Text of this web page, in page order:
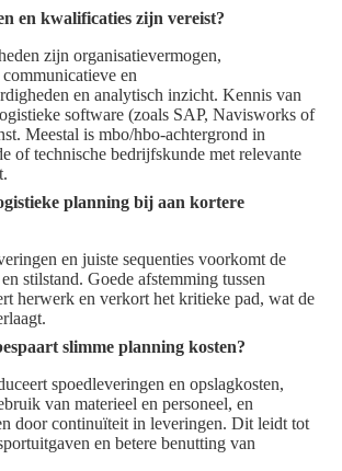
en kwalificaties zijn vereist?
zijn organisatievermogen,
en
en analytisch inzicht. Kennis van
software (zoals SAP, Navisworks of
Meestal is mbo/hbo-achtergrond in
of technische bedrijfskunde met relevante
planning bij aan kortere
en juiste sequenties voorkomt de
stilstand. Goede afstemming tussen
herwerk en verkort het kritieke pad, wat de
slimme planning kosten?
spoedleveringen en opslagkosten,
van materieel en personeel, en
door continuïteit in leveringen. Dit leidt tot
en betere benutting van